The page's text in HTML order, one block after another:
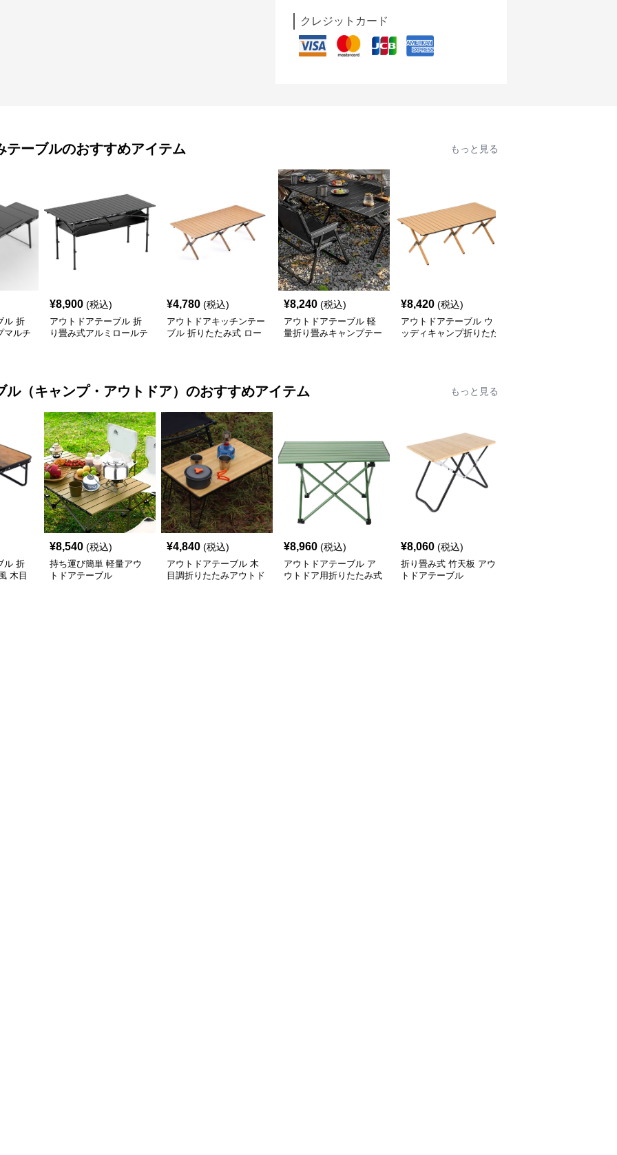
クレジットカード
テーブルのおすすめアイテム もっと見る
ル 折
マルチ
¥8,900 (税込)
アウトドアテーブル 折
り畳み式アルミロールテ
¥4,780 (税込)
アウトドアキッチンテー
ブル 折りたたみ式 ロー
¥8,240 (税込)
アウトドアテーブル 軽
量折り畳みキャンプテー
¥8,420 (税込)
アウトドアテーブル ウ
ッディキャンプ折りたた
ル（キャンプ・アウトドア） のおすすめアイテム もっと見る
ル 折
木目
¥8,540 (税込)
持ち運び簡単 軽量アウ
トドアテーブル
¥4,840 (税込)
アウトドアテーブル 木
目調折りたたみアウトド
¥8,960 (税込)
アウトドアテーブル ア
ウトドア用折りたたみ式
¥8,060 (税込)
折り畳み式 竹天板 アウ
トドアテーブル